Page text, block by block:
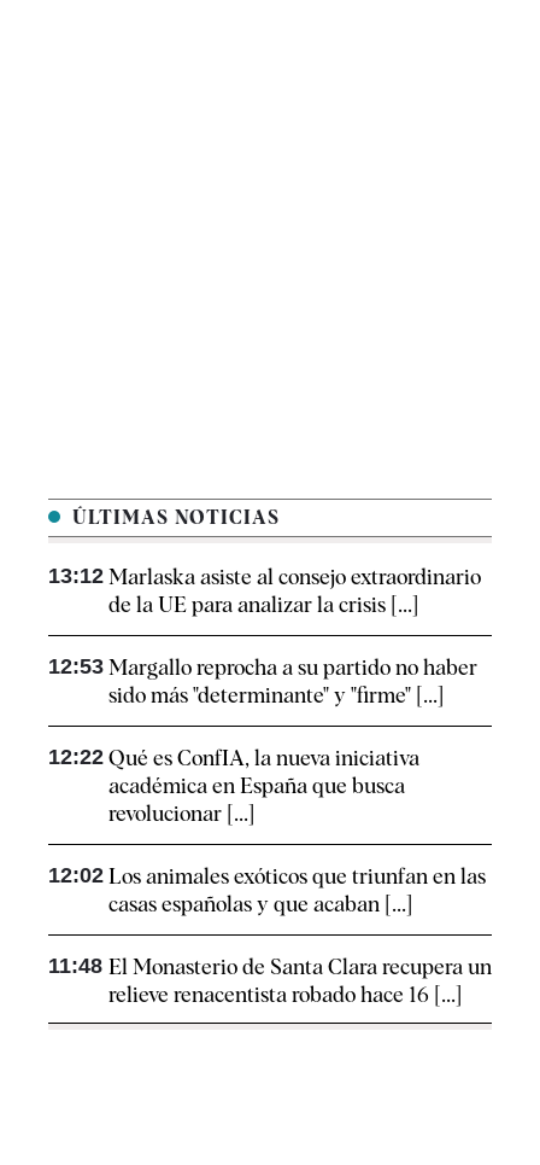
ÚLTIMAS NOTICIAS
13:12 Marlaska asiste al consejo extraordinario
de la UE para analizar la crisis [...]
12:53 Margallo reprocha a su partido no haber
sido más "determinante" y "firme" [...]
12:22 Qué es ConfIA, la nueva iniciativa
académica en España que busca
revolucionar [...]
12:02 Los animales exóticos que triunfan en las
casas españolas y que acaban [...]
11:48 El Monasterio de Santa Clara recupera un
relieve renacentista robado hace 16 [...]